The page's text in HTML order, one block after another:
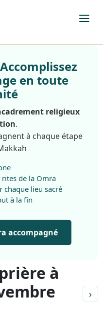
en toute
religieux
.
à chaque étape
de la Omra
chaque lieu sacré
à la fin
accompagné
à
›